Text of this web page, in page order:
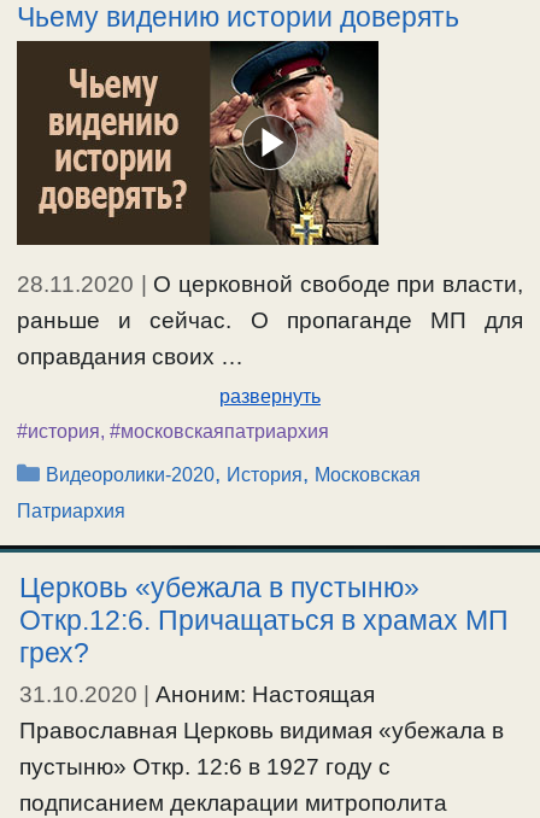
Чьему видению истории доверять
28.11.2020
О церковной свободе при власти,
раньше и сейчас. О пропаганде МП для
оправдания своих …
развернуть
#история, #московскаяпатриархия
Рубрики
Видеоролики-2020, История, Московская
Патриархия
Церковь «убежала в пустыню»
Откр.12:6. Причащаться в храмах МП
грех?
31.10.2020
Аноним: Настоящая
Православная Церковь видимая «убежала в
пустыню» Откр. 12:6 в 1927 году с
подписанием декларации митрополита